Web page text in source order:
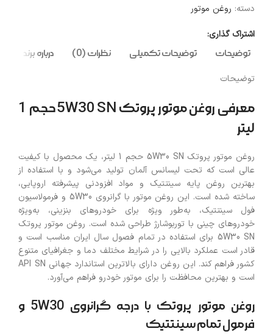
دسته: روغن موتور
اشتراک گذاری:
توضیحات توضیحات تکمیلی نظرات (0) درباره برند
توضیحات
معرفی روغن موتور پروتک 5W30 SN حجم 1
لیتر
روغن موتور پروتک 5W30 SN حجم 1 لیتر، یک محصول با کیفیت
عالی است که تحت لیسانس آلمان تولید می‌شود و با استفاده از
بهترین روغن پایه سینتتیک و مواد افزودنی پیشرفته اروپایی،
ساخته شده است. این روغن موتور با گرانروی 5W30 و فرمولاسیون
فول سینتتیک، به‌طور ویژه برای خودروهای بنزینی، به‌ویژه
خودروهای چینی با توربوشارژ طراحی شده است. روغن موتور پروتک
5W30 SN برای استفاده در تمام فصول سال ایران مناسب است و
قادر است عملکرد بالایی را در شرایط مختلف دما و جغرافیای متنوع
کشور فراهم کند. این روغن دارای بالاترین استاندارد جهانی API SN
است و بهترین محافظت را برای موتور خودرو فراهم می‌آورد.
روغن موتور پروتک با درجه گرانروی 5W30 و
فرمول تمام سینتتیک